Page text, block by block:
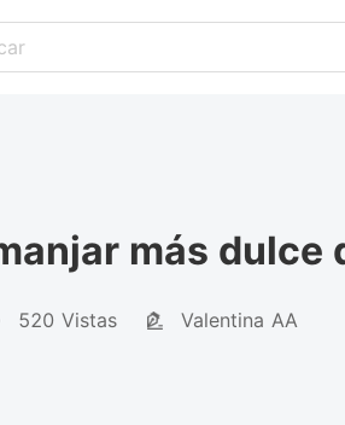
más dulce
520 Vistas Valentina AA